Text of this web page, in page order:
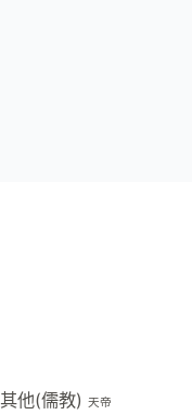
其他(儒教) 天帝